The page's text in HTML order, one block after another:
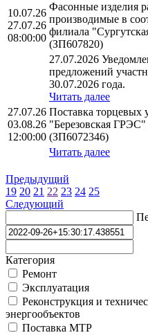
10.07.26
27.07.26
08:00:00
Фасонные изделия
производимые в
филиала
(ЗП607820)
27.07.2026
предложений
30.07.2026 года.
Читать далее
27.07.26
03.08.26
12:00:00
Поставка торцевых
"Березовская
(ЗП6072346)
Читать далее
Предыдущий
19 20 21 22 23 24 25
Следующий
Категория
Ремонт
Эксплуатация
Реконструкция и
энергообъектов
Поставка МТР